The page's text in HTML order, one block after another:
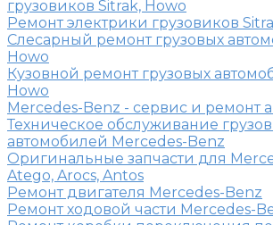
грузовиков Sitrak, Howo
Ремонт электрики грузовиков
Слесарный ремонт грузовых
Howo
Кузовной ремонт грузовых
Howo
Mercedes-Benz - сервис и ремонт
Техническое обслуживание
автомобилей Mercedes-Benz
Оригинальные запчасти для
Atego, Arocs, Antos
Ремонт двигателя Mercedes-Benz
Ремонт ходовой части Mercedes-